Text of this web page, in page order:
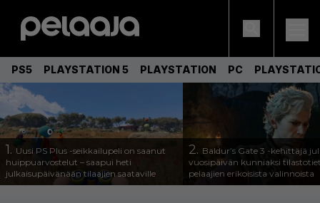
PS5 PLAYSTATION 5 PLAYSTATION PC
1. Uusi PS Plus -seikkailupeli on saanut
huippuarvostelut – saapui heti
julkaisupäivänään tilaajien saataville
2. Baldur’s Gate 3 -kehittäjä
vuosipäivän kunniaksi
pelaajien erikoisista valinnoista